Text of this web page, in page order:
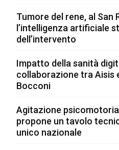
Tumore del rene, al San
l’intelligenza artificiale
dell’intervento
Impatto della sanità
collaborazione tra Aisis
Bocconi
Agitazione
propone un tavolo
unico nazionale